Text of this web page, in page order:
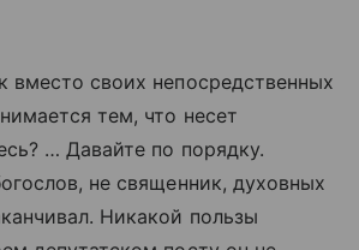
вместо своих непосредственных
тем, что несет
… Давайте по порядку.
не священник, духовных
Никакой пользы